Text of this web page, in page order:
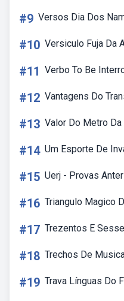
#9 Versos Dia Dos
#10 Versiculo Fuja Da
#11 Verbo To Be
#12 Vantagens Do
#13 Valor Do Metro Da
#14 Um Esporte De
#15 Uerj - Provas
#16 Triangulo Magico
#17 Trezentos E
#18 Trechos De
#19 Trava Línguas Do